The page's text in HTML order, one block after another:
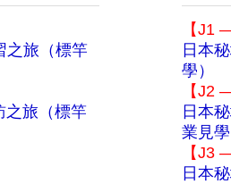
之旅（標竿
之旅（標竿
【J1
日本
學）
【J2
日本
業見學
【J3
日本